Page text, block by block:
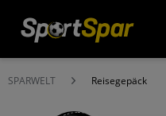
SPARWELT Reisegepäck